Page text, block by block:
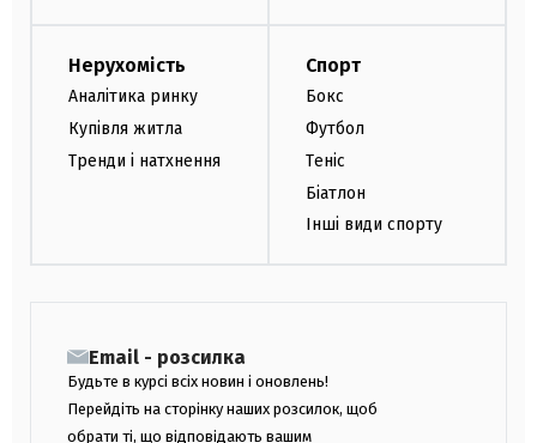
Нерухомість
Аналітика ринку
Купівля житла
Тренди і натхнення
Спорт
Бокс
Футбол
Теніс
Біатлон
Інші види спорту
Email - розсилка
Будьте в курсі всіх новин і оновлень!
Перейдіть на сторінку наших розсилок, щоб
обрати ті, що відповідають вашим